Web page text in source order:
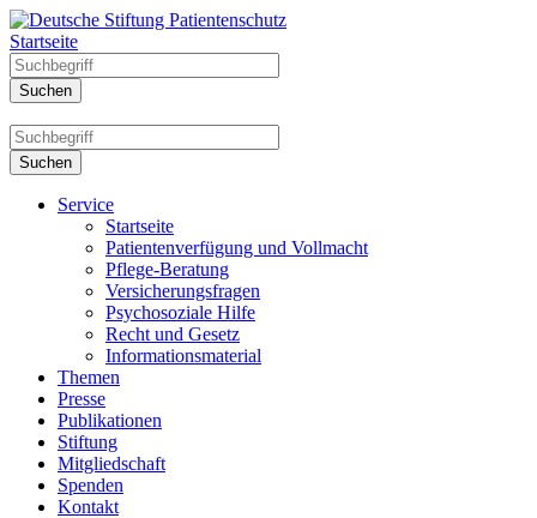
Startseite
Service
Startseite
Patientenverfügung und Vollmacht
Pflege-Beratung
Versicherungsfragen
Psychosoziale Hilfe
Recht und Gesetz
Informationsmaterial
Themen
Presse
Publikationen
Stiftung
Mitgliedschaft
Spenden
Kontakt